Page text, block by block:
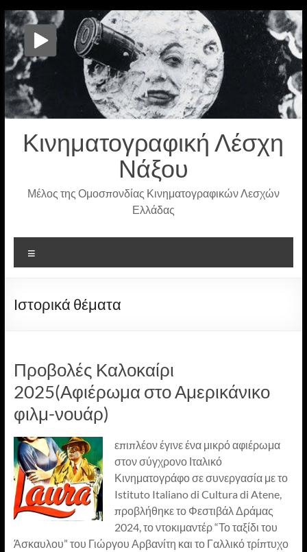
Μετάβαση
στο
περιεχόμενο
Κινηματογραφική Λέσχη
Νάξου
Μέλος της Ομοσπονδίας Κινηματογραφικών Λεσχών
Ελλάδας
Ιστορικά θέματα
Προβολές Καλοκαίρι
2025(Αφιέρωμα στο Αμερικάνικο
φιλμ-νουάρ)
επιπλέον έγινε ένα μικρό αφιέρωμα
στον σύγχρονο Ιταλικό
Κινηματογράφο σε συνεργασία με το
Istituto Italiano di Cultura di Atene,
προβλήθηκε το Φεστιβάλ Δράμας
2024, το ντοκιμαντέρ “Το ταξίδι του
Άσκαυλου” του Γιώργου Αρβανίτη και το Γαλλικό τρίπτυχο